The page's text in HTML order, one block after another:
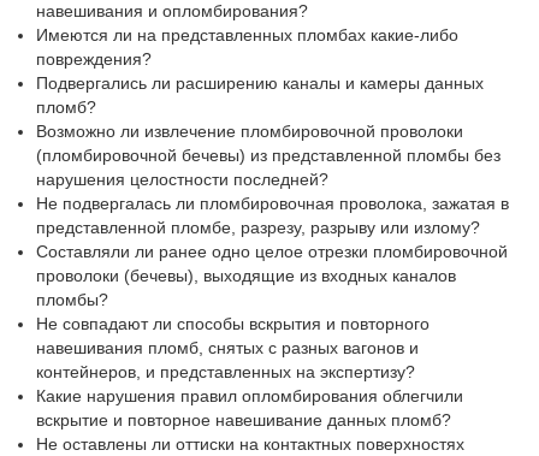
навешивания и опломбирования?
Имеются ли на представленных пломбах какие-либо
повреждения?
Подвергались ли расширению каналы и камеры данных
пломб?
Возможно ли извлечение пломбировочной проволоки
(пломбировочной бечевы) из представленной пломбы без
нарушения целостности последней?
Не подвергалась ли пломбировочная проволока, зажатая в
представленной пломбе, разрезу, разрыву или излому?
Составляли ли ранее одно целое отрезки пломбировочной
проволоки (бечевы), выходящие из входных каналов
пломбы?
Не совпадают ли способы вскрытия и повторного
навешивания пломб, снятых с разных вагонов и
контейнеров, и представленных на экспертизу?
Какие нарушения правил опломбирования облегчили
вскрытие и повторное навешивание данных пломб?
Не оставлены ли оттиски на контактных поверхностях